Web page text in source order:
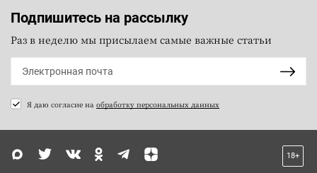
Подпишитесь на рассылку
Раз в неделю мы присылаем самые важные статьи
Я даю согласие на обработку персональных данных
18+